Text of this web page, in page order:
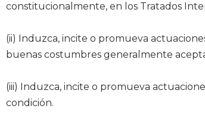
constitucionalmente, en los Tratados
(ii) Induzca, incite o promueva
buenas costumbres generalmente
(iii) Induzca, incite o promueva
condición.